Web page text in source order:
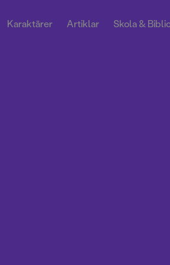
Karaktärer Artiklar Skola &